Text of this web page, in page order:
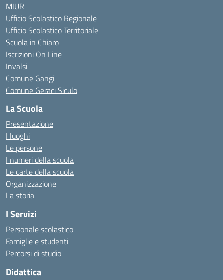
MIUR
Ufficio Scolastico Regionale
Ufficio Scolastico Territoriale
Scuola in Chiaro
Iscrizioni On Line
Invalsi
Comune Gangi
Comune Geraci Siculo
La Scuola
Presentazione
I luoghi
Le persone
I numeri della scuola
Le carte della scuola
Organizzazione
La storia
I Servizi
Personale scolastico
Famiglie e studenti
Percorsi di studio
Didattica